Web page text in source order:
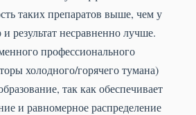
таких препаратов выше, чем у
результат несравненно лучше.
профессионального
холодного/горячего тумана)
так как обеспечивает
и равномерное распределение